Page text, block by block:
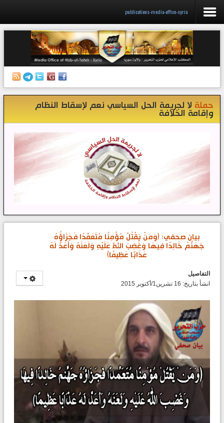
الرئيسية
إصدارات
أنشطة وفعاليات
منبر الصحافة
تواصل معنا
إذاعة المكتب/ سوريا
قناتنا على تيليغرام
publications-media-office-syria
حملة لا لجريمة الحل السياسي نعم لإسقاط النظام
وإقامة الخلافة
بيان صحفي: (وَمَنْ يَقْتُلْ مُؤْمِنًا مُتَعَمِّدًا فَجَزَاؤُهُ
جَهَنَّمُ خَالِدًا فِيهَا وَغَضِبَ اللَّهُ عَلَيْهِ وَلَعَنَهُ وَأَعَدَّ لَهُ
عَذَابًا عَظِيمًا)
التفاصيل
انشأ بتاريخ: 16 تشرين1/أكتوير 2015